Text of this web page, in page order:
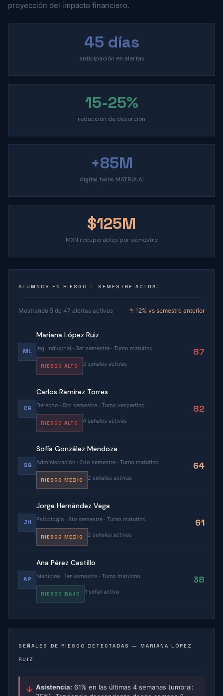
proyección del impacto financiero.
45 días
anticipación en alertas
15-25%
reducción de deserción
+85M
digital twins MATRIA AI
$125M
MXN recuperables por semestre
ALUMNOS EN RIESGO — SEMESTRE ACTUAL
Mostrando 5 de 47 alertas activas ↑ 12% vs semestre anterior
ML
Mariana López Ruiz
Ing. Industrial · 3er semestre · Turno matutino
RIESGO ALTO 3 señales activas
87
CR
Carlos Ramírez Torres
Derecho · 5to semestre · Turno vespertino
RIESGO ALTO 4 señales activas
82
SG
Sofía González Mendoza
Administración · 2do semestre · Turno matutino
RIESGO MEDIO 2 señales activas
64
JH
Jorge Hernández Vega
Psicología · 4to semestre · Turno matutino
RIESGO MEDIO 2 señales activas
61
AP
Ana Pérez Castillo
Medicina · 1er semestre · Turno matutino
RIESGO BAJO 1 señal activa
38
SEÑALES DE RIESGO DETECTADAS — MARIANA LÓPEZ
RUIZ
↓ Asistencia: 61% en las últimas 4 semanas (umbral: